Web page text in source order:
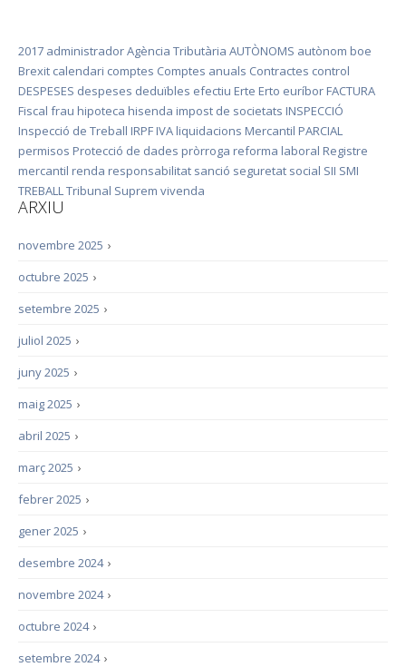
2017 administradorAgència Tributària AUTÒNOMS autònom boe
Brexit calendari comptes Comptes anuals Contractes control
DESPESES despeses deduïbles efectiu Erte Erto euríbor FACTURA
Fiscal frau hipoteca hisenda impost de societats INSPECCIÓ
Inspecció de Treball IRPF IVA liquidacions Mercantil PARCIAL
permisos Protecció de dades pròrroga reforma laboral Registre
mercantil renda responsabilitat sanció seguretat social SII SMI
TREBALLTribunal Suprem vivenda
ARXIU
›
novembre 2025
›
octubre 2025
›
setembre 2025
›
juliol 2025
›
juny 2025
›
maig 2025
›
abril 2025
›
març 2025
›
febrer 2025
›
gener 2025
›
desembre 2024
›
novembre 2024
›
octubre 2024
›
setembre 2024